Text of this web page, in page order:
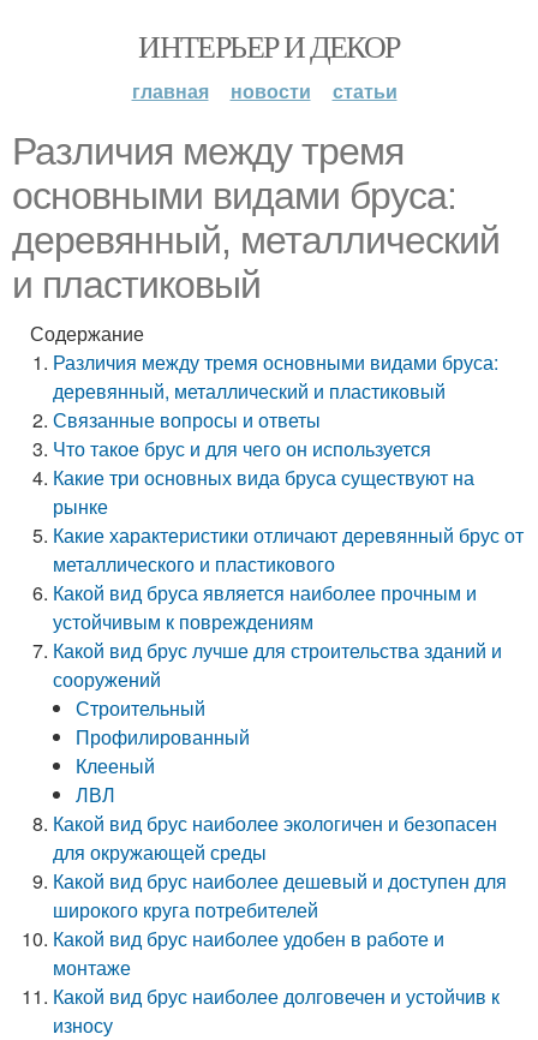
ИНТЕРЬЕР И ДЕКОР
главная новости статьи
Различия между тремя
основными видами бруса:
деревянный, металлический
и пластиковый
Содержание
Различия между тремя основными видами бруса:
деревянный, металлический и пластиковый
Связанные вопросы и ответы
Что такое брус и для чего он используется
Какие три основных вида бруса существуют на
рынке
Какие характеристики отличают деревянный брус от
металлического и пластикового
Какой вид бруса является наиболее прочным и
устойчивым к повреждениям
Какой вид брус лучше для строительства зданий и
сооружений
Строительный
Профилированный
Клееный
ЛВЛ
Какой вид брус наиболее экологичен и безопасен
для окружающей среды
Какой вид брус наиболее дешевый и доступен для
широкого круга потребителей
Какой вид брус наиболее удобен в работе и
монтаже
Какой вид брус наиболее долговечен и устойчив к
износу